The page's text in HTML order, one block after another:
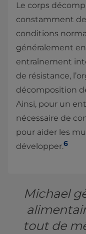
Le corps
constamment
conditions
généralement en
entraînement
de résistance,
décomposition
Ainsi, pour un
nécessaire de
pour aider les
développer.6
Michael
tout de